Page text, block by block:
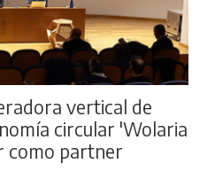
vertical de
circular 'Wolaria
como partner